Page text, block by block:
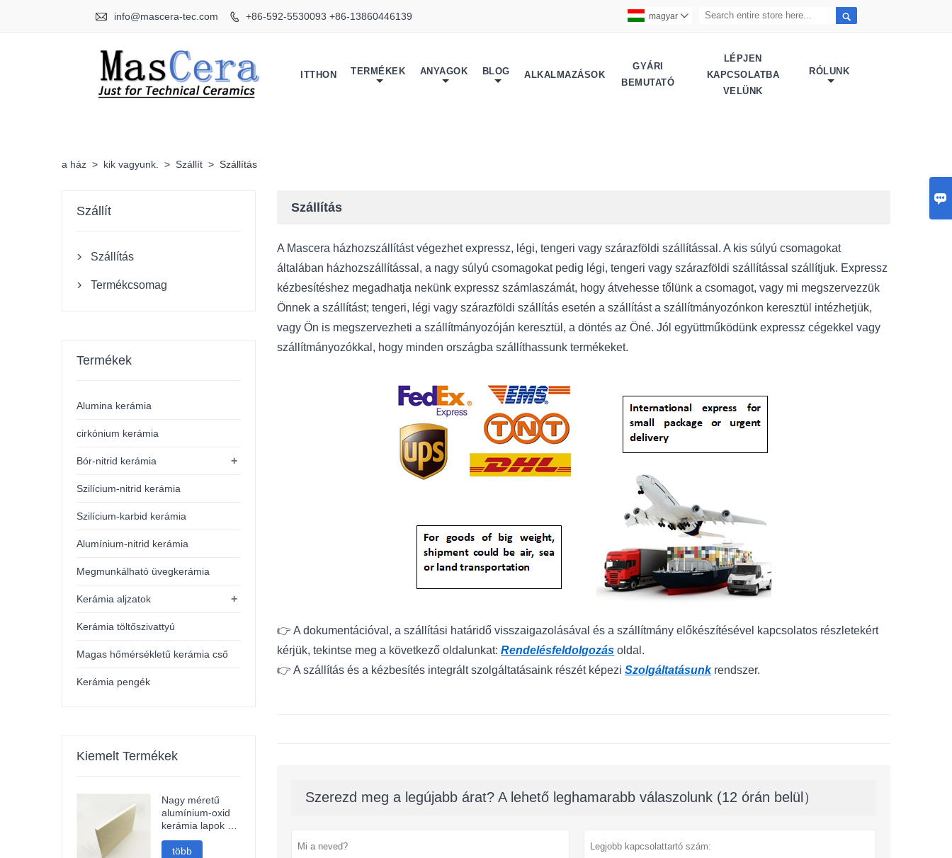

 info@mascera-tec.com  +86-592-5530093 +86-13860446139 
magyar 
ITTHON TERMÉKEK ANYAGOK BLOG ALKALMAZÁSOK
GYÁRI
BEMUTATÓ
LÉPJEN
KAPCSOLATBA
VELÜNK
RÓLUNK
a ház > kik vagyunk. > Szállít > Szállítás
Szállítás
A Mascera házhozszállítást végezhet expressz, légi, tengeri vagy szárazföldi szállítással. A kis súlyú csomagokat
általában házhozszállítással, a nagy súlyú csomagokat pedig légi, tengeri vagy szárazföldi szállítással szállítjuk. Expressz
kézbesítéshez megadhatja nekünk expressz számlaszámát, hogy átvehesse tőlünk a csomagot, vagy mi megszervezzük
Önnek a szállítást; tengeri, légi vagy szárazföldi szállítás esetén a szállítást a szállítmányozónkon keresztül intézhetjük,
vagy Ön is megszervezheti a szállítmányozóján keresztül, a döntés az Öné. Jól együttműködünk expressz cégekkel vagy
szállítmányozókkal, hogy minden országba szállíthassunk termékeket.
👉 A dokumentációval, a szállítási határidő visszaigazolásával és a szállítmány előkészítésével kapcsolatos részletekért
kérjük, tekintse meg a következő oldalunkat:Rendelésfeldolgozás oldal.
👉 A szállítás és a kézbesítés integrált szolgáltatásaink részét képeziSzolgáltatásunk rendszer.
Szerezd meg a legújabb árat? A lehető leghamarabb válaszolunk (12 órán belül）
Szállít
 Szállítás
 Termékcsomag
Termékek
Alumina kerámia
cirkónium kerámia
+
Bór-nitrid kerámia
Szilícium-nitrid kerámia
Szilícium-karbid kerámia
Alumínium-nitrid kerámia
Megmunkálható üvegkerámia
+
Kerámia aljzatok
Kerámia töltőszivattyú
Magas hőmérsékletű kerámia cső
Kerámia pengék
Kiemelt Termékek
Nagy méretű
alumínium-oxid
kerámia lapok és
kerámia tárcsák
több